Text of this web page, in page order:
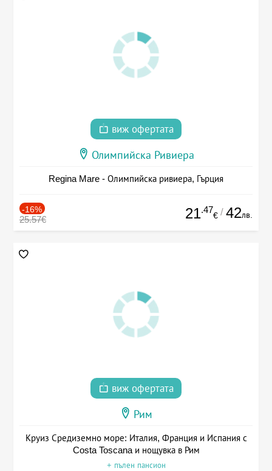
виж офертата
Олимпийска Ривиера
Regina Mare - Олимпийска ривиера, Гърция
-16%
25.57€ 21.47
€ / 42лв.
виж офертата
Рим
Круиз Средиземно море: Италия, Франция и Испания с
Costa Toscana и нощувка в Рим
+ пълен пансион